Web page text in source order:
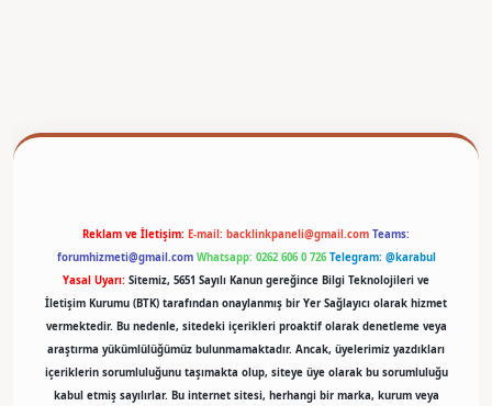
Reklam ve İletişim: E-mail: backlinkpaneli@gmail.com Teams:
forumhizmeti@gmail.com Whatsapp: 0262 606 0 726 Telegram: @karabul
Yasal Uyarı: Sitemiz, 5651 Sayılı Kanun gereğince Bilgi Teknolojileri ve
İletişim Kurumu (BTK) tarafından onaylanmış bir Yer Sağlayıcı olarak hizmet
vermektedir. Bu nedenle, sitedeki içerikleri proaktif olarak denetleme veya
araştırma yükümlülüğümüz bulunmamaktadır. Ancak, üyelerimiz yazdıkları
içeriklerin sorumluluğunu taşımakta olup, siteye üye olarak bu sorumluluğu
kabul etmiş sayılırlar. Bu internet sitesi, herhangi bir marka, kurum veya